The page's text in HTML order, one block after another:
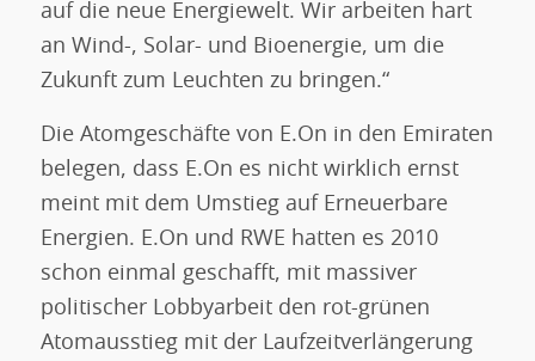
auf die neue Energiewelt. Wir arbeiten hart
an Wind-, Solar- und Bioenergie, um die
Zukunft zum Leuchten zu bringen.“
Die Atomgeschäfte von E.On in den Emiraten
belegen, dass E.On es nicht wirklich ernst
meint mit dem Umstieg auf Erneuerbare
Energien. E.On und RWE hatten es 2010
schon einmal geschafft, mit massiver
politischer Lobbyarbeit den rot-grünen
Atomausstieg mit der Laufzeitverlängerung